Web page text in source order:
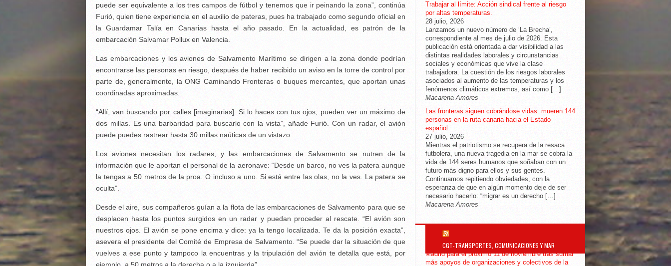
puede ser equivalente a los tres campos de fútbol y tenemos que ir peinando la zona”, continúa
Furió, quien tiene experiencia en el auxilio de pateras, pues ha trabajado como segundo oficial en
la Guardamar Talía en Canarias hasta el año pasado. En la actualidad, es patrón de la
embarcación Salvamar Pollux en Valencia.
Las embarcaciones y los aviones de Salvamento Marítimo se dirigen a la zona donde podrían
encontrarse las personas en riesgo, después de haber recibido un aviso en la torre de control por
parte de, generalmente, la ONG Caminando Fronteras o buques mercantes, que aportan unas
coordinadas aproximadas.
“Allí, van buscando por calles [imaginarias]. Si lo haces con tus ojos, pueden ver un máximo de
dos millas. Es una barbaridad para buscarlo con la vista”, añade Furió. Con un radar, el avión
puede puedes rastrear hasta 30 millas naúticas de un vistazo.
Los aviones necesitan los radares, y las embarcaciones de Salvamento se nutren de la
información que le aportan el personal de la aeronave: “Desde un barco, no ves la patera aunque
la tengas a 50 metros de la proa. O incluso a uno. Si está entre las olas, no la ves. La patera se
oculta”.
Desde el aire, sus compañeros guían a la flota de las embarcaciones de Salvamento para que se
desplacen hasta los puntos surgidos en un radar y puedan proceder al rescate. “El avión son
nuestros ojos. El avión se pone encima y dice: ya la tengo localizada. Te da la posición exacta”,
asevera el presidente del Comité de Empresa de Salvamento. “Se puede dar la situación de que
vuelves a ese punto y tampoco la encuentras y la tripulación del avión te detalla que está, por
Trabajar al límite: Acción sindical frente al riesgo
por altas temperaturas.
28 julio, 2026
Lanzamos un nuevo número de ‘La Brecha’,
correspondiente al mes de julio de 2026. Esta
publicación está orientada a dar visibilidad a las
distintas realidades laborales y circunstancias
sociales y económicas que vive la clase
trabajadora. La cuestión de los riesgos laborales
asociados al aumento de las temperaturas y los
fenómenos climáticos extremos, así como […]
Macarena Amores
Las fronteras siguen cobrándose vidas: mueren 144
personas en la ruta canaria hacia el Estado
español.
27 julio, 2026
Mientras el patriotismo se recupera de la resaca
futbolera, una nueva tragedia en la mar se cobra la
vida de 144 seres humanos que soñaban con un
futuro más digno para ellos y sus gentes.
Continuamos repitiendo obviedades, con la
esperanza de que en algún momento deje de ser
necesario hacerlo: “migrar es un derecho […]
Macarena Amores
CGT-TRANSPORTES, COMUNICACIONES Y MAR
CGT modifica la fecha de Huelga General en
Madrid para el próximo 11 de noviembre tras sumar
más apoyos de organizaciones y colectivos de la